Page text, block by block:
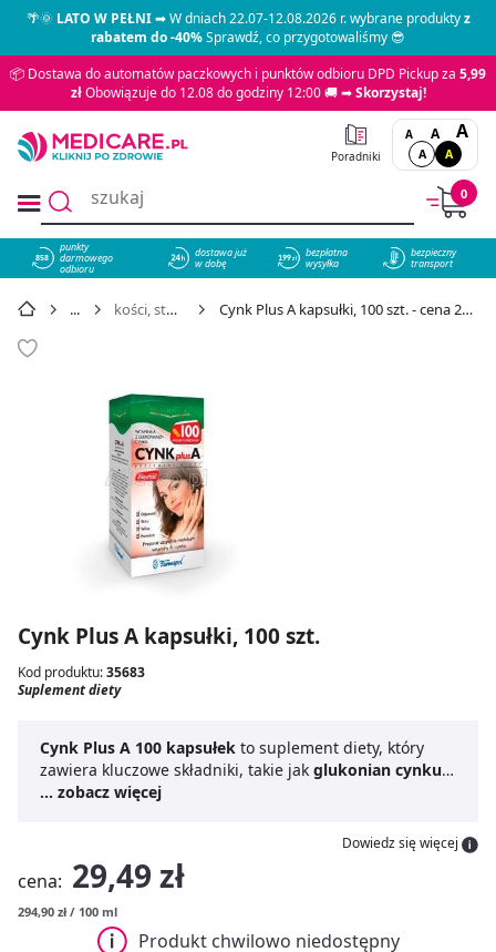
🌴🌞LATO W PEŁNI➡ W dniach 22.07-12.08.2026 r. wybrane produktyz
rabatem do -40%Sprawdź, co przygotowaliśmy 😎
📦 Dostawa do automatów paczkowych i punktów odbioru DPD Pickup za 5,99
złObowiązuje do 12.08 do godziny 12:00 🚚 ➡Skorzystaj!
Poradniki
A A A
A A
0
858
punkty
darmowego
odbioru
dostawa już
w dobę
bezpłatna
wysyłka
bezpieczny
transport
kości, stawy Cynk Plus A kapsułki, 100 szt. - cena 29,49 zł
Cynk Plus A kapsułki, 100 szt.
Kod produktu:35683
Suplement diety
Cynk Plus A 100 kapsułek to suplement diety, który
zawiera kluczowe składniki, takie jak glukonian cynku
orazoctan retinylu
uzupełnienie niedoborów cynku i witaminy A. Cynk
odgrywa ważną rolę w organizmie, a witamina A jest
istotna dla wielu funkcji fizjologicznych.
kapsułek, ułatwiając codzienne stosowanie.
... zobacz więcej
Dowiedz się więcej
cena: 29,49 zł
294,90 zł / 100 ml
Produkt chwilowo niedostępny